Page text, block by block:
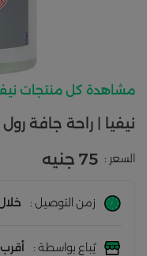
مشاهدة كل منتجات
نيفيا | راحة جافة رول
السعر : 75 جنيه
زمن التوصيل : خلال 30-60
يُباع بواسطة :